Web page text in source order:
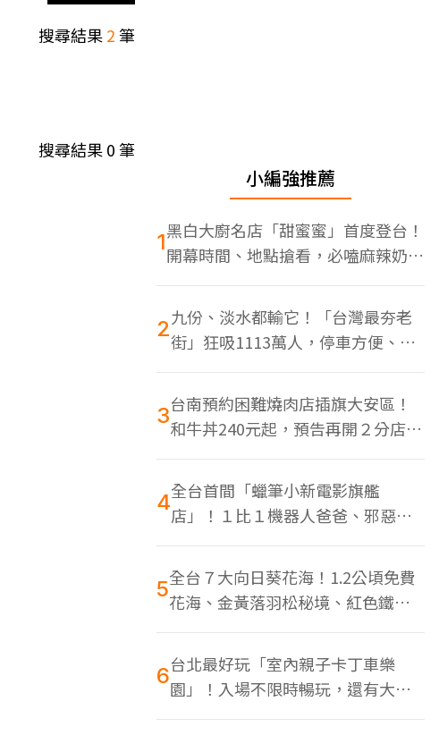
搜尋結果2筆
搜尋結果0筆
小編強推薦
1黑白大廚名店「甜蜜蜜」首度登台！
開幕時間、地點搶看，必嗑麻辣奶油
蝦
2九份、淡水都輸它！「台灣最夯老
街」狂吸1113萬人，停車方便、特
色美食多
3台南預約困難燒肉店插旗大安區！
和牛丼240元起，預告再開２分店、
地點曝光
4全台首間「蠟筆小新電影旗艦
店」！１比１機器人爸爸、邪惡正
男，百款周邊買翻
5全台７大向日葵花海！1.2公頃免費
花海、金黃落羽松秘境、紅色鐵橋
同框
6台北最好玩「室內親子卡丁車樂
園」！入場不限時暢玩，還有大螢
幕Switch遊戲區